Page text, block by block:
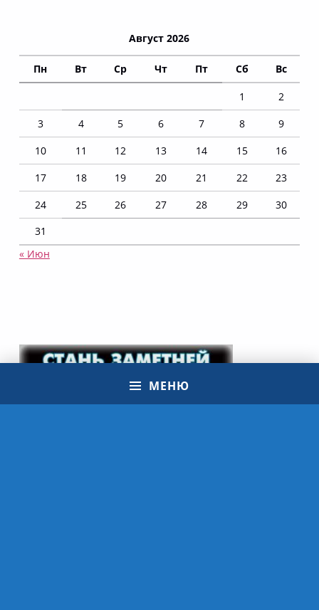
МЕНЮ
Август 2026
Пн Вт Ср Чт Пт Сб Вс
1
2
3
4 5 6 7 8
9
10
11 12 13 14 15
16
17
18 19 20 21 22
23
24
25 26 27 28 29
30
31
« Июн